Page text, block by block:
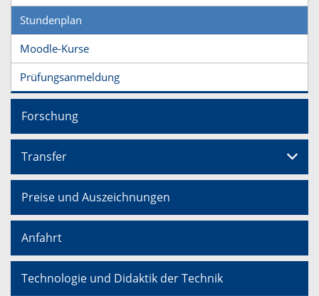
Stundenplan
Moodle-Kurse
Prüfungsanmeldung
Forschung
Transfer
Preise und Auszeichnungen
Anfahrt
Technologie und Didaktik der Technik